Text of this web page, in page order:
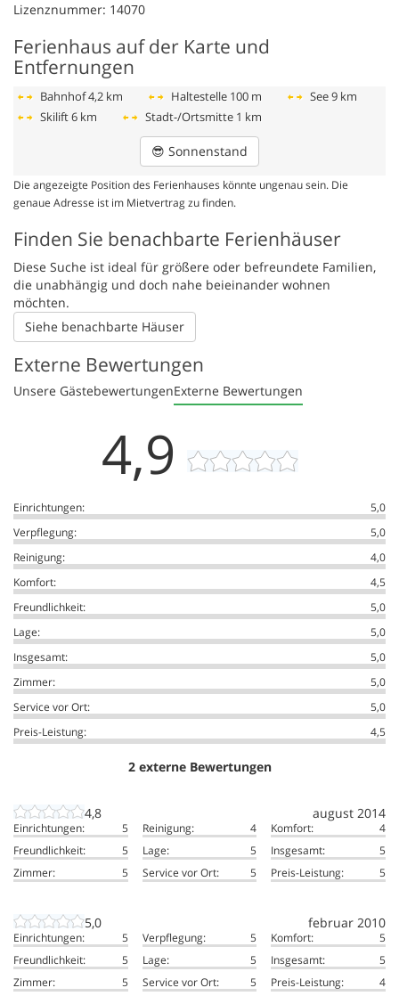
Lizenznummer: 14070
Ferienhaus auf der Karte und
Entfernungen
Bahnhof4,2 km Haltestelle 100 m See9 km
Skilift6 km Stadt-/Ortsmitte 1 km
😎 Sonnenstand
Die angezeigte Position des Ferienhauses könnte ungenau sein. Die
genaue Adresse ist im Mietvertrag zu finden.
Finden Sie benachbarte Ferienhäuser
Diese Suche ist ideal für größere oder befreundete Familien,
die unabhängig und doch nahe beieinander wohnen
möchten.
Siehe benachbarte Häuser
Externe Bewertungen
Unsere GästebewertungenExterne Bewertungen
4,9
Einrichtungen:
5,0
Verpflegung:
5,0
Reinigung:
4,0
Komfort:
4,5
Freundlichkeit:
5,0
Lage:
5,0
Insgesamt:
5,0
Zimmer:
5,0
Service vor Ort:
5,0
Preis-Leistung:
4,5
2 externe Bewertungen
4,8 august 2014
Einrichtungen: 5 Reinigung: 4 Komfort:
4
Freundlichkeit:
5 Lage: 5 Insgesamt:
5
Zimmer:
5 Service vor Ort: 5 Preis-Leistung: 5
5,0 februar 2010
Einrichtungen: 5 Verpflegung: 5 Komfort:
5
Freundlichkeit:
5 Lage: 5 Insgesamt:
5
Zimmer:
5 Service vor Ort: 5 Preis-Leistung:
4